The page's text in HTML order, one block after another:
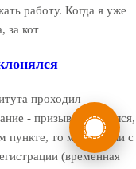
работу. Когда я уже
за кот
проходил
- призыв закончился,
пункте, то меня сняли с
(временная
35-89